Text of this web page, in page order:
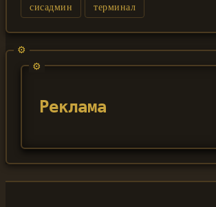
сисадмин терминал
Реклама